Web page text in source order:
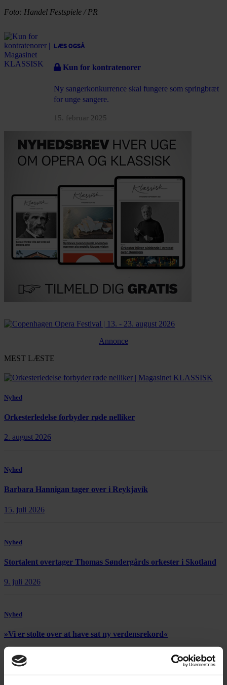
Foto: Handel Festspiele / PR
LÆS OGSÅ
Kun for kontratenorer
Ny sangerkonkurrence skal fungere som springbræt
for unge sangere.
15. februar 2025
Annonce
MEST LÆSTE
Nyhed
Orkesterledelse forbyder røde nelliker
2. august 2026
Nyhed
Barbara Hannigan tager over i Reykjavík
15. juli 2026
Nyhed
Stortalent overtager Thomas Søndergårds orkester i Skotland
9. juli 2026
Nyhed
»Vi er stolte over at have sat ny verdensrekord«
15. juli 2026